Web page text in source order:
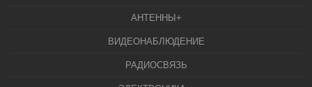
АНТЕННЫ+
ВИДЕОНАБЛЮДЕНИЕ
РАДИОСВЯЗЬ